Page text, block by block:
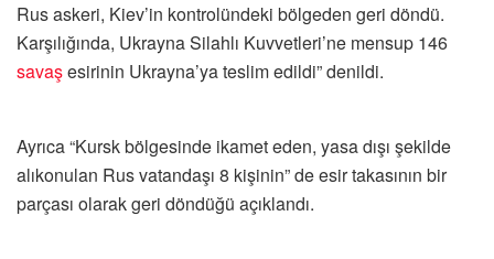
Rus askeri, Kiev’in kontrolündeki bölgeden geri döndü.
Karşılığında, Ukrayna Silahlı Kuvvetleri’ne mensup 146
savaşesirinin Ukrayna’ya teslim edildi” denildi.
Ayrıca “Kursk bölgesinde ikamet eden, yasa dışı şekilde
alıkonulan Rus vatandaşı 8 kişinin” de esir takasının bir
parçası olarak geri döndüğü açıklandı.